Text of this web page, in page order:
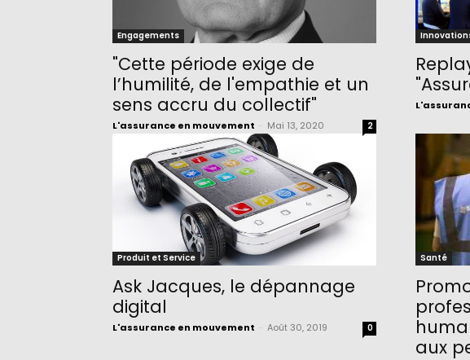
Engagements
"Cette période exige de
l’humilité, de l'empathie et un
sens accru du collectif"
L'assurance en mouvement Mai 13, 2020 2
Produit et Service
Ask Jacques, le dépannage
digital
L'assurance en mouvement Août 30, 2019 0
Santé
aux